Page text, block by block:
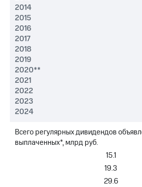
развитие
этика
2014
2015
2016
2017
2018
2019
2020**
2021
2022
2023
2024
Всего регулярных дивидендов
выплаченных*, млрд руб.
15.1
19.3
29.6